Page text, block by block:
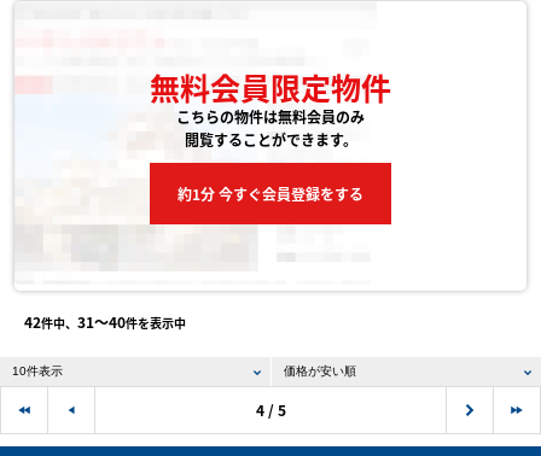
無料会員限定物件
こちらの物件は無料会員のみ
閲覧することができます。
約1分 今すぐ会員登録をする
42件中、 31〜40件を表示中
4 / 5